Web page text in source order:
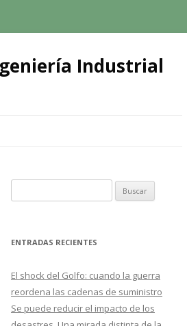
Industrial
u
c
r
ENTRADAS RECIENTES
El shock del Golfo: cuando la guerra
reordena las cadenas de suministro
Se puede reducir el impacto de los